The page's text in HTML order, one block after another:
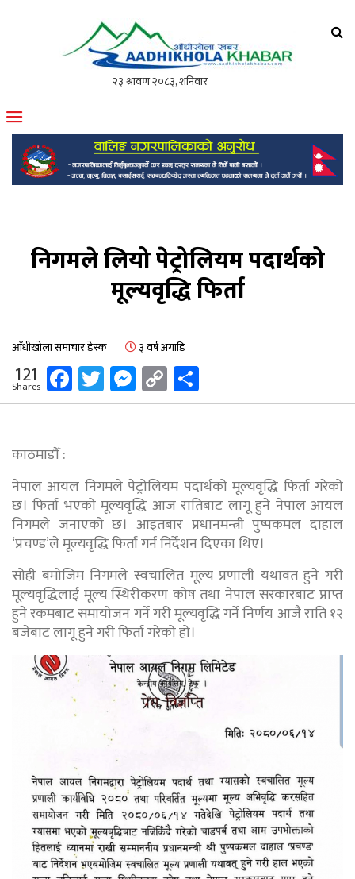
मोफसलकै लोकप्रिय अनलाइन पत्रिका
निगमले लियो पेट्रोलियम पदार्थको
मूल्यवृद्धि फिर्ता
आँधीखोला समाचार डेस्क ३ वर्ष अगाडि
121
Shares Facebook
Twitter
Messenger
Copy
Link
काठमाडौँ :
नेपाल आयल निगमले पेट्रोलियम पदार्थको मूल्यवृद्धि फिर्ता गरेको
छ। फिर्ता भएको मूल्यवृद्धि आज रातिबाट लागू हुने नेपाल आयल
निगमले जनाएको छ। आइतबार प्रधानमन्त्री पुष्पकमल दाहाल
‘प्रचण्ड’ले मूल्यवृद्धि फिर्ता गर्न निर्देशन दिएका थिए।
सोही बमोजिम निगमले स्वचालित मूल्य प्रणाली यथावत हुने गरी
मूल्यवृद्धिलाई मूल्य स्थिरीकरण कोष तथा नेपाल सरकारबाट प्राप्त
हुने रकमबाट समायोजन गर्ने गरी मूल्यवृद्धि गर्ने निर्णय आजै राति १२
बजेबाट लागू हुने गरी फिर्ता गरेको हो।